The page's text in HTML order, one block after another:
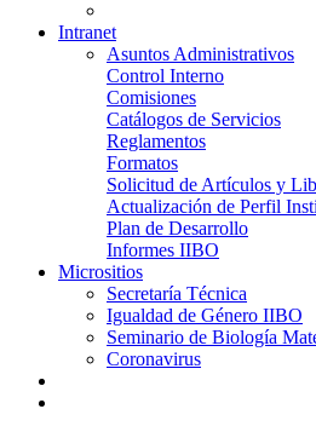
Intranet
Asuntos Administrativos
Control Interno
Comisiones
Catálogos de Servicios
Reglamentos
Formatos
Solicitud de Artículos y
Actualización de Perfil
Plan de Desarrollo
Informes IIBO
Micrositios
Secretaría Técnica
Igualdad de Género IIBO
Seminario de Biología
Coronavirus